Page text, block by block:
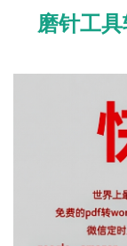
磨针工